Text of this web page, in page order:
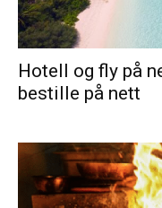
Hotell og fly på
bestille på nett